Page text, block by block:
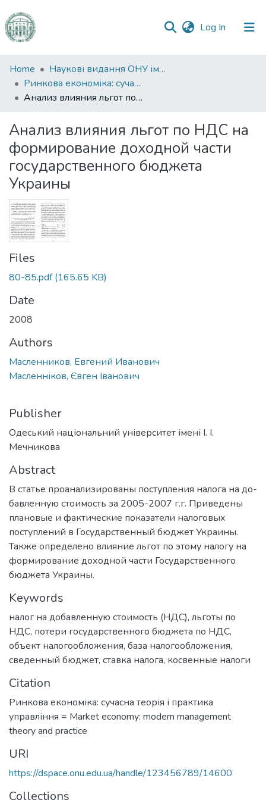
Log In (current)
Communities
&
Collections
Statistics
Home
Наукові видання ОНУ імені І. І. Мечникова
Ринкова економіка: сучасна теорія і практика управління
Анализ влияния льгот по НДС на формирование доходной части государственного бюджета Украины
Анализ влияния льгот по НДС на
формирование доходной части
государственного бюджета
Украины
Files
80-85.pdf(165.65 KB)
Date
2008
Authors
Масленников, Евгений Иванович
Масленніков, Євген Іванович
Publisher
Одеський національний університет імені І. І.
Мечникова
Abstract
В статье проанализированы поступления налога на до­
бавленную стоимость за 2005-2007 г.г. Приведены
плановые и фактиче­ские показатели налоговых
поступлений в Государственный бюджет Ук­раины.
Также определено влияние льгот по этому налогу на
формирова­ние доходной части Государственного
бюджета Украины.
Keywords
налог на добавленную стоимость (НДС), льготы по
НДС, потери государственного бюджета по НДС,
объект налогообложе­ния, база налогообложения,
сведенный бюджет, ставка налога, косвен­ные налоги
Citation
Ринкова економіка: сучасна теорія і практика
управління = Market economy: modern management
theory and practice
URI
https://dspace.onu.edu.ua/handle/123456789/14600
Collections